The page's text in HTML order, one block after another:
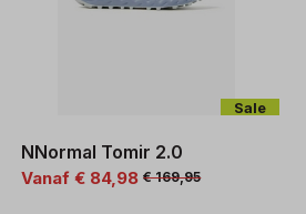
Sale
NNormal Tomir 2.0
Vanaf € 84,98 € 169,95